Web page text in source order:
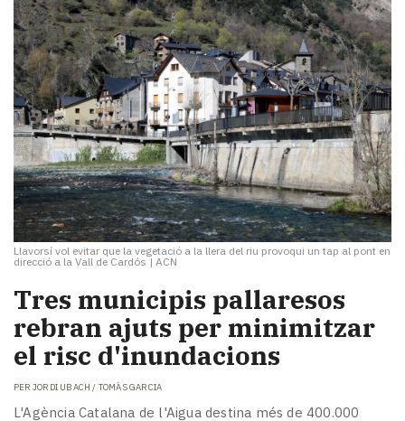
Llavorsí vol evitar que la vegetació a la llera del riu provoqui un tap al pont en
direcció a la Vall de Cardós | ACN
Tres municipis pallaresos
rebran ajuts per minimitzar
el risc d'inundacions
PER JORDI UBACH / TOMÀS GARCIA
L'Agència Catalana de l'Aigua destina més de 400.000